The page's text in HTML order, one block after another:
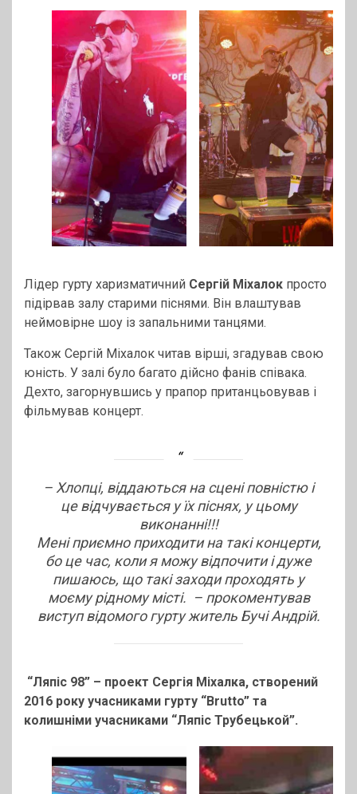
Лідер гурту харизматичний Сергій Міхалок просто
підірвав залу старими піснями. Він влаштував
неймовірне шоу із запальними танцями.
Також Сергій Міхалок читав вірші, згадував свою
юність. У залі було багато дійсно фанів співака.
Дехто, загорнувшись у прапор пританцьовував і
фільмував концерт.
– Хлопці, віддаються на сцені повністю і
це відчувається у їх піснях, у цьому
виконанні!!!
Мені приємно приходити на такі концерти,
бо це час, коли я можу відпочити і дуже
пишаюсь, що такі заходи проходять у
моєму рідному місті. – прокоментував
виступ відомого гурту житель Бучі Андрій.
“Ляпіс 98” – проект Сергія Міхалка, створений
2016 року учасниками гурту “Brutto” та
колишніми учасниками “Ляпіс Трубецькой”.